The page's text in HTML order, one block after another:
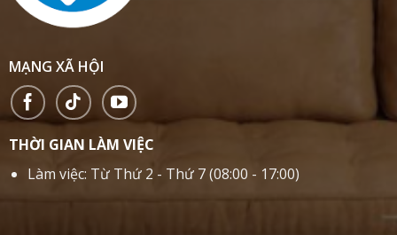
MẠNG XÃ HỘI
THỜI GIAN LÀM VIỆC
Làm việc: Từ Thứ 2 - Thứ 7 (08:00 - 17:00)